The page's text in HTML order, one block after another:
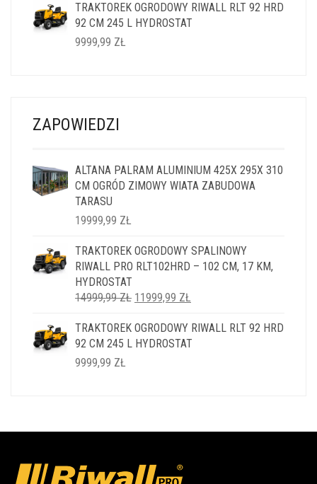
WYNOSIŁA:
14999,99 ZŁ.
WYNOSI:
11999,99 ZŁ.
TRAKTOREK OGRODOWY RIWALL RLT 92 HRD
92 CM 245 L HYDROSTAT
9999,99 ZŁ
ZAPOWIEDZI
ALTANA PALRAM ALUMINIUM 425X 295X 310
CM OGRÓD ZIMOWY WIATA ZABUDOWA
TARASU
19999,99 ZŁ
TRAKTOREK OGRODOWY SPALINOWY
RIWALL PRO RLT102HRD – 102 CM, 17 KM,
HYDROSTAT
14999,99ZŁ PIERWOTNA
WYNOSIŁA:
14999,99 ZŁ.
11999,99 ZŁ
WYNOSI:
11999,99 ZŁ.
TRAKTOREK OGRODOWY RIWALL RLT 92 HRD
92 CM 245 L HYDROSTAT
9999,99 ZŁ